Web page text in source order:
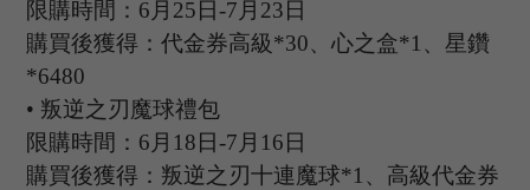
限購時間： 6 月 25日-7 月 23日
購買後獲得：代金券高級*30、心之盒*1、星鑽
*6480
• 叛逆之刃魔球禮包
限購時間： 6 月 18日-7 月 16日
購買後獲得：叛逆之刃十連魔球*1、 高級代金券